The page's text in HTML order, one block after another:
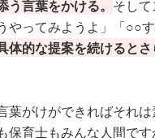
う言葉をかける。 そして
やってみようよ」「○○
体的な提案を続けると
葉がけができればそれ
保育士もみんな人間です